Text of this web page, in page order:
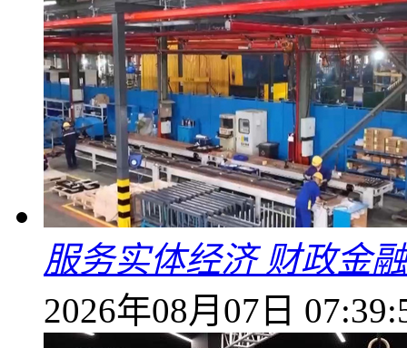
服务实体经济 财政金
2026年08月07日